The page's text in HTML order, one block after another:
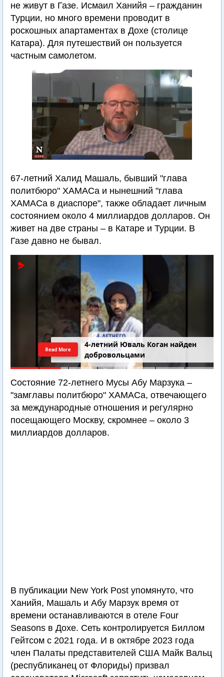
не живут в Газе. Исмаил Ханийя – гражданин
Турции, но много времени проводит в
роскошных апартаментах в Дохе (столице
Катара). Для путешествий он пользуется
частным самолетом.
67-летний Халид Машаль, бывший "глава
политбюро" ХАМАСа и нынешний "глава
ХАМАСа в диаспоре", также обладает личным
состоянием около 4 миллиардов долларов. Он
живет на две страны – в Катаре и Турции. В
Газе давно не бывал.
4-летний Юваль Коган найден
добровольцами
Read More
Состояние 72-летнего Мусы Абу Марзука –
"замглавы политбюро" ХАМАСа, отвечающего
за международные отношения и регулярно
посещающего Москву, скромнее – около 3
миллиардов долларов.
В публикации New York Post упомянуто, что
Ханийя, Машаль и Абу Марзук время от
времени останавливаются в отеле Four
Seasons в Дохе. Сеть контролируется Биллом
Гейтсом с 2021 года. И в октябре 2023 года
член Палаты представителей США Майк Вальц
(республиканец от Флориды) призвал